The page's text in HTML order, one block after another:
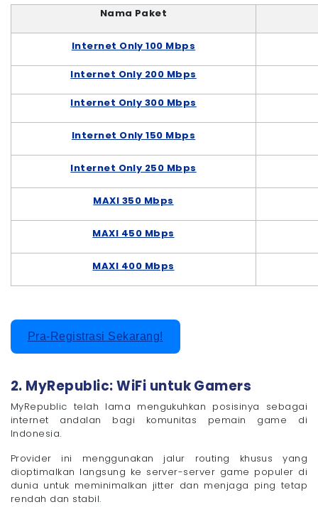
Nama Paket
Internet Only 100 Mbps
Internet Only 200 Mbps
Internet Only 300 Mbps
Internet Only 150 Mbps
Internet Only 250 Mbps
MAXI 350 Mbps
MAXI 450 Mbps
MAXI 400 Mbps
Pra-Registrasi Sekarang!
2. MyRepublic: WiFi untuk Gamers
MyRepublic telah lama mengukuhkan posisinya sebagai
internet andalan bagi komunitas pemain game di
Indonesia.
Provider ini menggunakan jalur routing khusus yang
dioptimalkan langsung ke server-server game populer di
dunia untuk meminimalkan jitter dan menjaga ping tetap
rendah dan stabil.